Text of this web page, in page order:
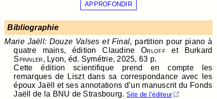
APPROFONDIR
Bibliographie
Marie Jaëll: Douze Valses et Final, partition pour piano à
quatre mains, édition ClaudineOrloffet Burkard
Spinnler, Lyon, éd. Symétrie, 2025, 63 p.
Cette édition scientifique prend en compte les
remarques de Liszt dans sa correspondance avec les
époux Jaëll et ses annotations d’un manuscrit du Fonds
Jaëll de la BNU de Strasbourg. Site de l’éditeur